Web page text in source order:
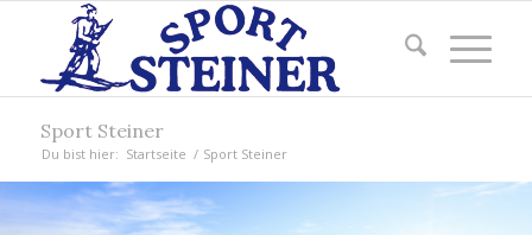
Sport Steiner
Du bist hier: Startseite / Sport Steiner